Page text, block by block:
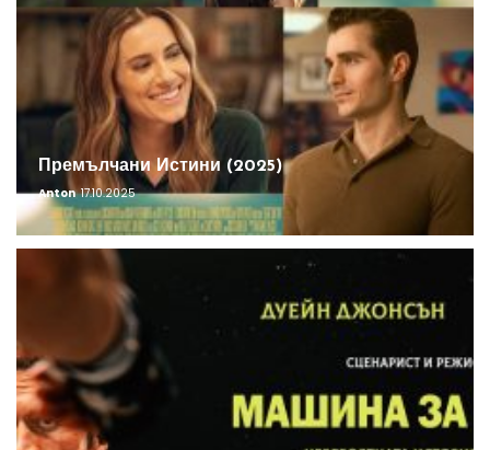
Премълчани Истини (2025)
Anton 17.10.2025